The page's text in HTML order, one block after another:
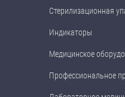
Стерилизационная
Индикаторы
Медицинское
Профессиональное